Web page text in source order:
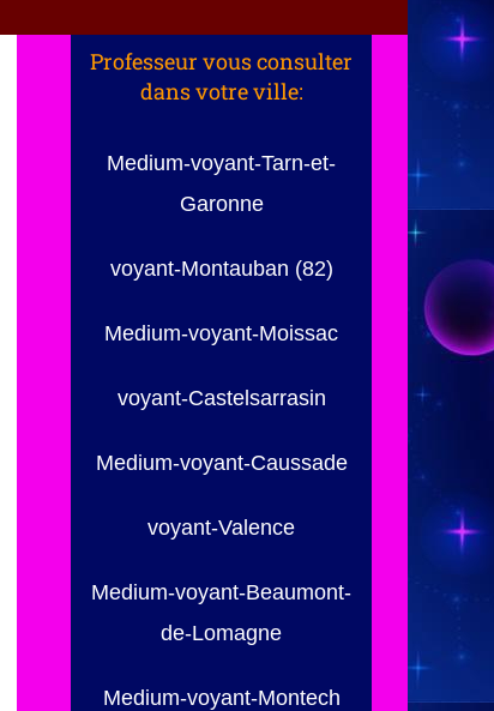
Professeur vous consulter
dans votre ville:
Medium-voyant-Tarn-et-
Garonne
voyant-Montauban (82)
Medium-voyant-Moissac
voyant-Castelsarrasin
Medium-voyant-Caussade
voyant-Valence
Medium-voyant-Beaumont-
de-Lomagne
Medium-voyant-Montech